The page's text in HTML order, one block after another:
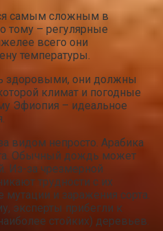
самым сложным в
тому – регулярные
всего они
температуры.
здоровыми, они должны
климат и погодные
Эфиопия – идеальное
видом непросто. Арабика
Обычный дождь может
Из-за чрезмерной
трудности с их
и заражения сорта.
эксперты прибегли к
стойких) деревьев.